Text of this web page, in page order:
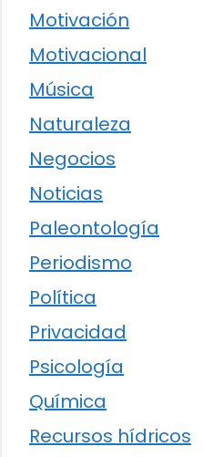
Motivación
Motivacional
Música
Naturaleza
Negocios
Noticias
Paleontología
Periodismo
Política
Privacidad
Psicología
Química
Recursos hídricos